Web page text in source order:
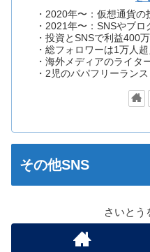
・2020年〜：仮想通貨の
・2021年〜：SNSやブ
・投資とSNSで利益400
・総フォロワーは1万人超
・海外メディアのライタ
・2児のパパフリーランス
その他SNS
さいとう